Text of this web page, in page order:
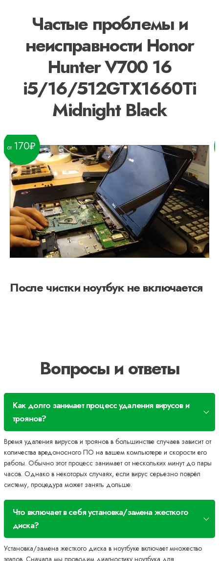
Частые проблемы и
неисправности Honor
Hunter V700 16
i5/16/512GTX1660Ti
Midnight Black
После чистки ноутбук не включается
170
Вопросы и ответы
Как долго занимает процесс удаления вирусов и
троянов?
Время удаления вирусов и троянов в большинстве случаев зависит от
количества вредоносного ПО на вашем компьютере и скорости его
работы. Обычно этот процесс занимает от нескольких минут до пары
часов. Однако в некоторых случаях, если вирус серьезно поврёл
систему, процедура может занять дольше.
Что включает в себя установка/замена жесткого
диска?
Установка/замена жесткого диска в ноутбуке включает множество
этапов. Сначала мы проводим диагностику ноутбука для